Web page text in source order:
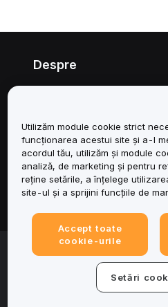
Despre
Asistență
Produse
Juridic
© 2025-2026 Bybit.eu. All
Condițiile de utilizare a serviciului
Impressum
preferințe privind modulele
Utilizăm module cookie strict
funcționarea acestui site și a-l
acordul tău, utilizăm și module
analiză, de marketing și pentru
reține setările, a înțelege
site-ul și a sprijini funcțiile de
Accept toate
cookie-urile
Setări